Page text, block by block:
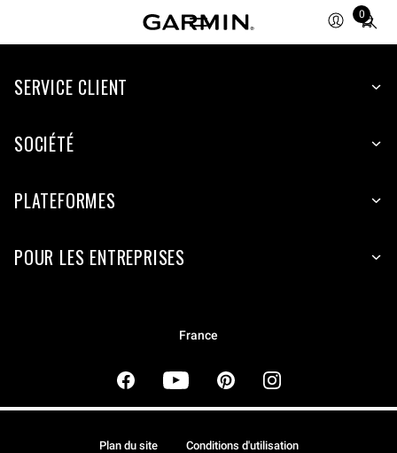
0
Total
items
in
SERVICE CLIENT
SOCIÉTÉ
PLATEFORMES
POUR LES ENTREPRISES
France
Plan du site Conditions d'utilisation